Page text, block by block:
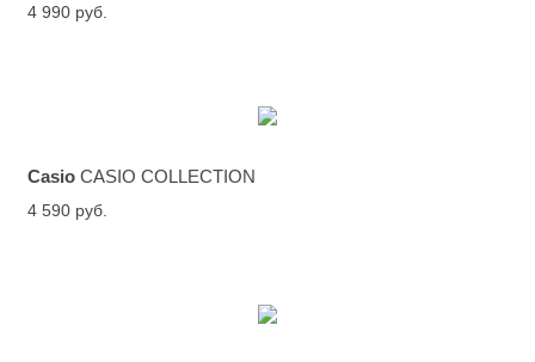
4 990 руб.
Casio CASIO COLLECTION
4 590 руб.